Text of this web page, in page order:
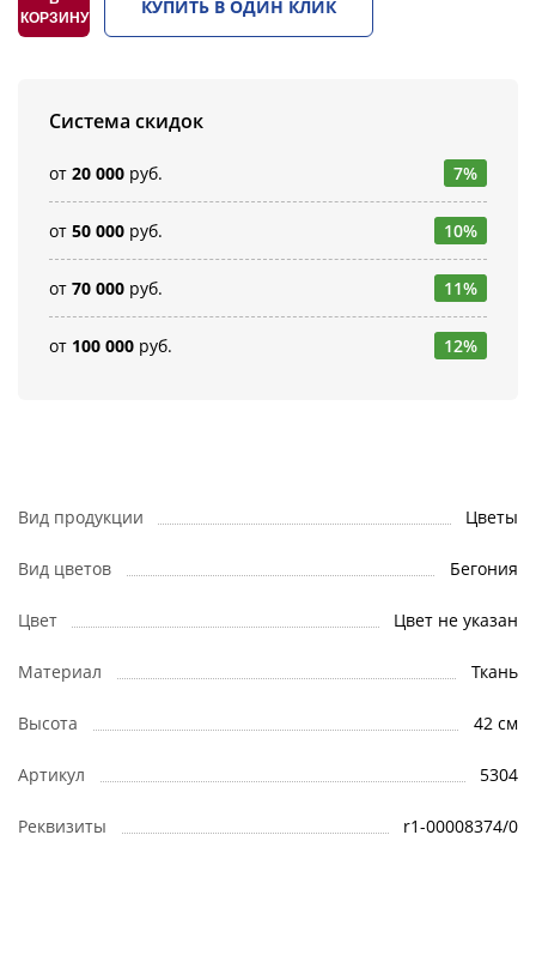
КОРЗИНУ
КУПИТЬ В ОДИН КЛИК
Система скидок
от 20 000 руб. 7%
от 50 000 руб. 10%
от 70 000 руб. 11%
от 100 000 руб. 12%
Вид продукции Цветы
Вид цветов Бегония
Цвет Цвет не указан
Материал Ткань
Высота 42 см
Артикул 5304
Реквизиты r1-00008374/0